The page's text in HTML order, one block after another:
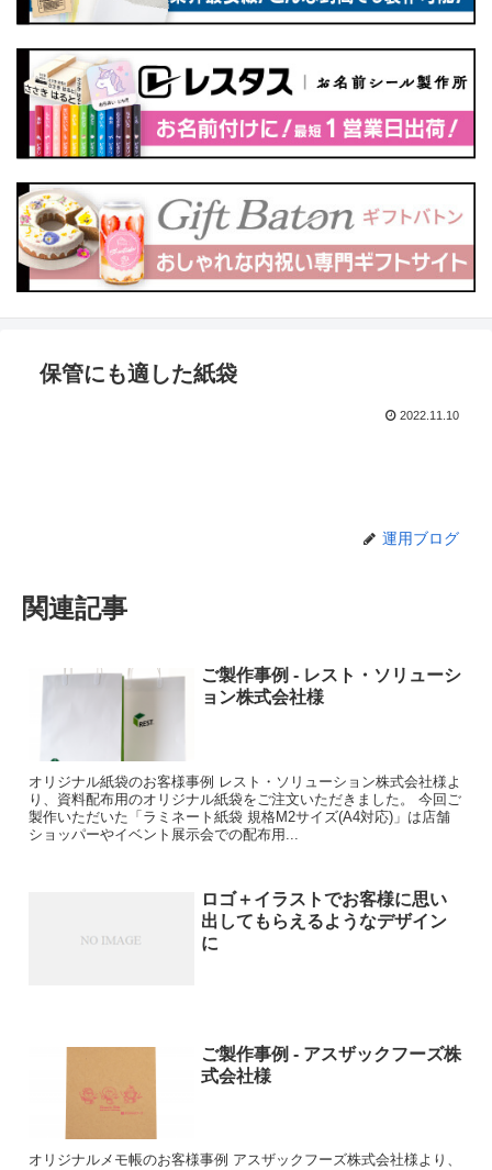
保管にも適した紙袋
2022.11.10
運用ブログ
関連記事
ご製作事例 - レスト・ソリューシ
ョン株式会社様
オリジナル紙袋のお客様事例 レスト・ソリューション株式会社様よ
り、資料配布用のオリジナル紙袋をご注文いただきました。 今回ご
製作いただいた「ラミネート紙袋 規格M2サイズ(A4対応)」は店舗
ショッパーやイベント展示会での配布用...
ロゴ＋イラストでお客様に思い
出してもらえるようなデザイン
に
ご製作事例 - アスザックフーズ株
式会社様
オリジナルメモ帳のお客様事例 アスザックフーズ株式会社様より、